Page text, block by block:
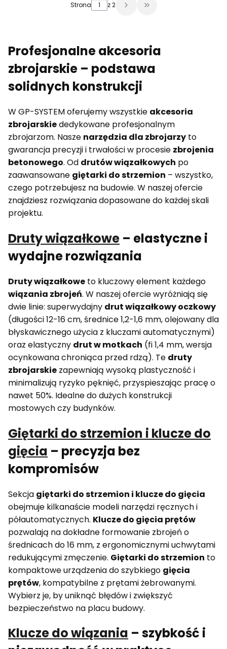
Strona z 2 Przejdź do ostatniej
Profesjonalne akcesoria
zbrojarskie – podstawa
solidnych konstrukcji
W GP-SYSTEM oferujemy wszystkie akcesoria
zbrojarskiededykowane profesjonalnym
zbrojarzom. Nasze narzędzia dla zbrojarzy to
gwarancja precyzji i trwałości w procesie zbrojenia
betonowego. Od drutów wiązałkowych po
zaawansowane giętarki do strzemion – wszystko,
czego potrzebujesz na budowie. W naszej ofercie
znajdziesz rozwiązania dopasowane do każdej skali
projektu.
Druty wiązałkowe – elastyczne i
wydajne rozwiązania
Druty wiązałkowe to kluczowy element każdego
wiązania zbrojeń. W naszej ofercie wyróżniają się
dwie linie: superwydajny drut wiązałkowy oczkowy
(długości 12-16 cm, średnice 1,2-1,6 mm, olejowany dla
błyskawicznego użycia z kluczami automatycznymi)
oraz elastyczny drut w motkach (fi 1,4 mm, wersja
ocynkowana chroniąca przed rdzą). Te druty
zbrojarskie zapewniają wysoką plastyczność i
minimalizują ryzyko pęknięć, przyspieszając pracę o
nawet 50%. Idealne do dużych konstrukcji
mostowych czy budynków.
Giętarki do strzemion i klucze do
gięcia – precyzja bez
kompromisów
Sekcja giętarki do strzemion i klucze do gięcia
obejmuje kilkanaście modeli narzędzi ręcznych i
półautomatycznych. Klucze do gięcia prętów
pozwalają na dokładne formowanie zbrojeń o
średnicach do 16 mm, z ergonomicznymi uchwytami
redukującymi zmęczenie. Giętarki do strzemion to
kompaktowe urządzenia do szybkiego gięcia
prętów, kompatybilne z prętami żebrowanymi.
Wybierz je, by uniknąć błędów i zwiększyć
bezpieczeństwo na placu budowy.
Klucze do wiązania – szybkość i